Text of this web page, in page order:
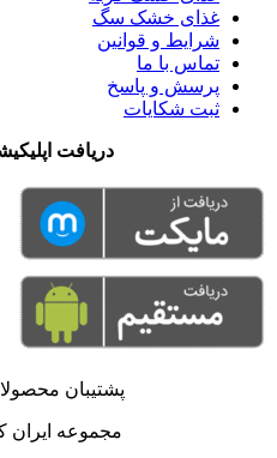
غذای خشک سگ
شرایط و قوانین
تماس با ما
پرسش و پاسخ
ثبت شکایات
دریافت
پشتیبان
مجموعه ایران